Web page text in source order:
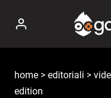
contenuto
home > editoriali >
edition